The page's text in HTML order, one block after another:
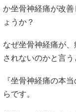
か坐骨神経痛が改
ょうか？
なぜ坐骨神経痛が
されないのかと言う
『坐骨神経痛の本
らです。